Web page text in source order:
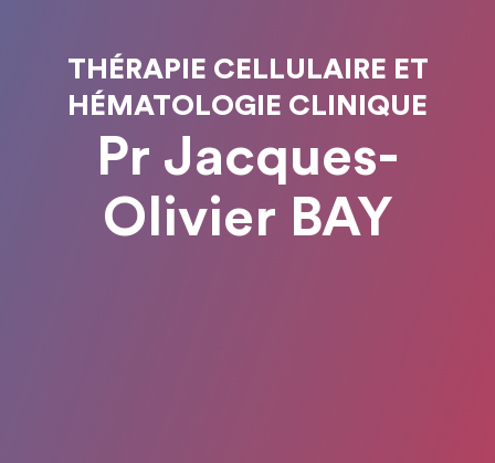
THÉRAPIE CELLULAIRE ET
HÉMATOLOGIE CLINIQUE
Pr Jacques-
Olivier BAY